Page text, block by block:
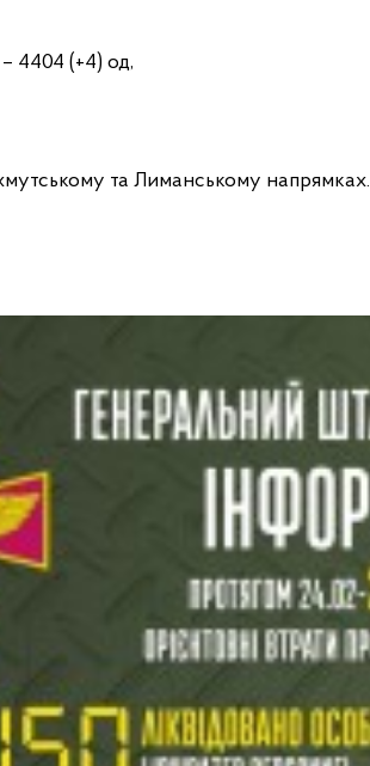
– 4404 (+4) од,
та Лиманському напрямках.